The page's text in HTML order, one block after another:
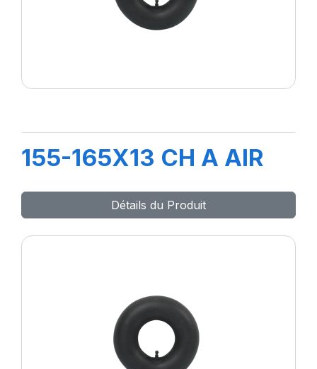
155-165X13 CH A AIR
Détails du Produit